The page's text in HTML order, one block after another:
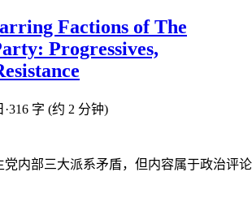
Factions of The
Progressives,
·316 字 (约 2 分钟)
党内部三大派系矛盾，但内容属于政治评论